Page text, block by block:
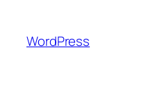
contenu
WordPress